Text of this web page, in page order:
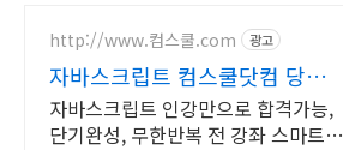
http://www.컴스쿨.com 광고
자바스크립트 컴스쿨닷컴 당일
신청&결제시 기프티콘!
자바스크립트 인강만으로 합격가능,
단기완성, 무한반복 전 강좌 스마트폰